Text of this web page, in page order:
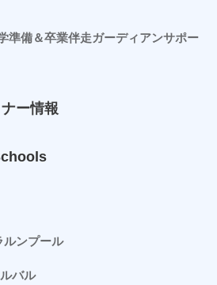
準備＆卒業伴走ガーディアンサポー
ー情報
ルンプール
バル